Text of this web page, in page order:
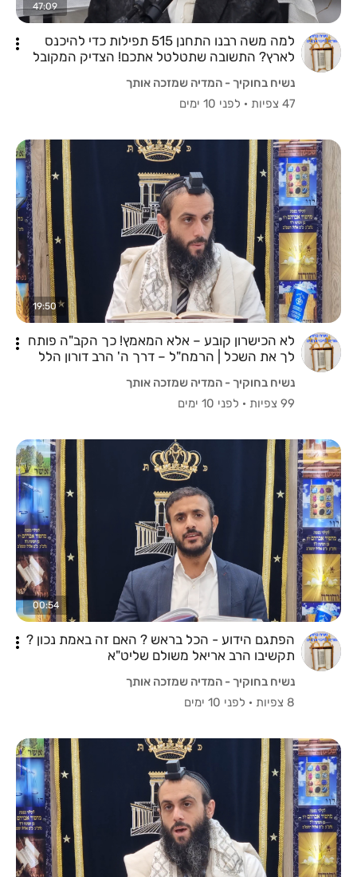
47:09
למה משה רבנו התחנן 515 תפילות כדי להיכנס
לארץ? התשובה שתטלטל אתכם! הצדיק המקובל
נשיח בחוקיך - המדיה שמזכה אותך
47 צפיות
· לפני 10 ימים
19:50
לא הכישרון קובע – אלא המאמץ! כך הקב"ה פותח
לך את השכל | הרמח"ל – דרך ה' הרב דורון הלל
נשיח בחוקיך - המדיה שמזכה אותך
99 צפיות
· לפני 10 ימים
00:54
הפתגם הידוע - הכל בראש ? האם זה באמת נכון ?
תקשיבו הרב אריאל משולם שליט"א
נשיח בחוקיך - המדיה שמזכה אותך
8 צפיות
· לפני 10 ימים